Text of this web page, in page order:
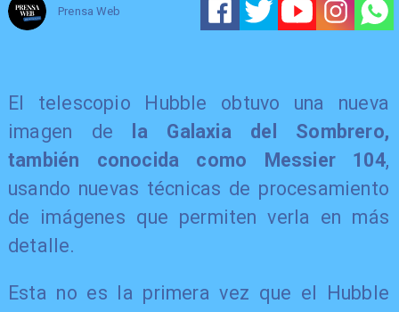
Prensa Web
El telescopio Hubble obtuvo una nueva
imagen de
la Galaxia del Sombrero,
también conocida como Messier 104,
usando nuevas técnicas de procesamiento
de imágenes que permiten verla en más
detalle.
Esta no es la primera vez que el Hubble